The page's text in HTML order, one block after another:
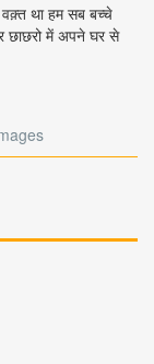
था हम सब बच्चे
छाछरो में अपने घर से